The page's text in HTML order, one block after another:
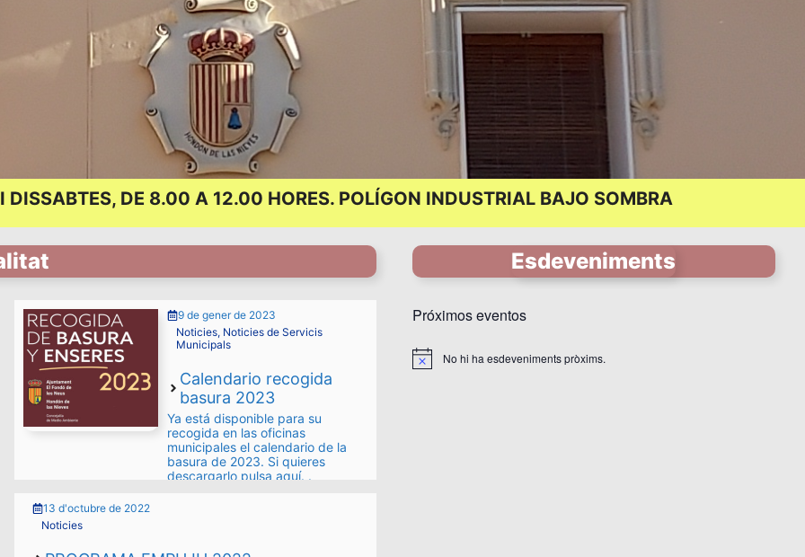
DISSABTES, DE 8.00 A 12.00 HORES. POLÍGON INDUSTRIAL BAJO SOMBRA
9 de gener de 2023
Noticies, Noticies de Servicis
Municipals
Calendario recogida
basura 2023
Ya está disponible para su
recogida en las oficinas
municipales el calendario de la
basura de 2023. Si quieres
descargarlo pulsa aquí. .
13 d'octubre de 2022
Noticies
Esdeveniments
Próximos eventos
A
No hi ha esdeveniments pròxims.